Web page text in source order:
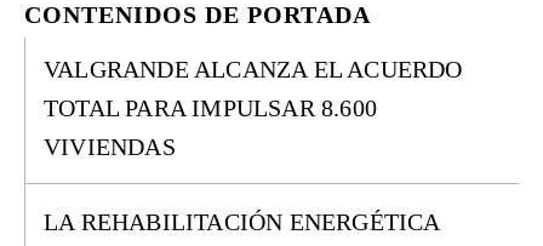
CONTENIDOS DE PORTADA
VALGRANDE ALCANZA EL ACUERDO
TOTAL PARA IMPULSAR 8.600
VIVIENDAS
LA REHABILITACIÓN ENERGÉTICA